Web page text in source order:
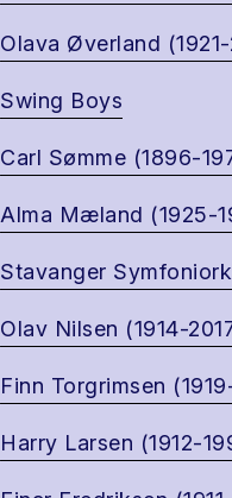
Olava Øverland (1921-
Swing Boys
Carl Sømme (1896-
Alma Mæland (1925-
Stavanger
Olav Nilsen (1914-
Finn Torgrimsen
Harry Larsen (1912-